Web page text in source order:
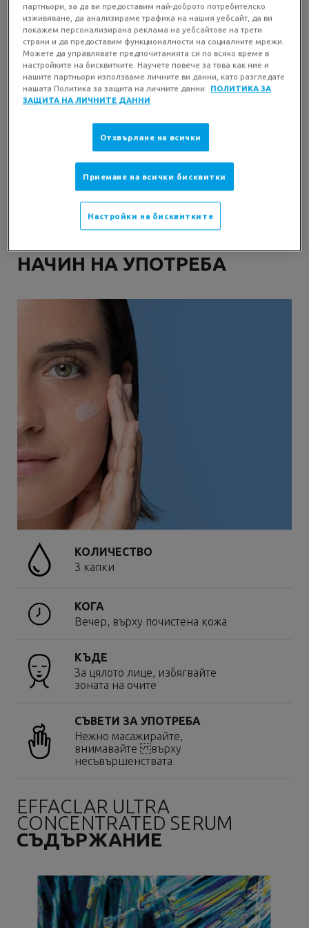
ПРОТИВ НЕСЪВЪРШЕНСТВА
Отпушва порите и намалява натрупването на себум
за по-малко несъвършенства
ПРОТИВ БЕЛЕЗИ
Белезите избледняват, а тенът става по-равномерен
НАЧИН НА УПОТРЕБА
КОЛИЧЕСТВО
3 капки
КОГА
Вечер, върху почистена кожа
КЪДЕ
За цялото лице, избягвайте
зоната на очите
СЪВЕТИ ЗА УПОТРЕБА
Нежно масажирайте,
внимавайте върху
несъвършенствата
EFFACLAR ULTRA
CONCENTRATED SERUM
СЪДЪРЖАНИЕ
партньори, за да ви предоставим най-доброто потребителско
изживяване, да анализираме трафика на нашия уебсайт, да ви
покажем персонализирана реклама на уебсайтове на трети
страни и да предоставим функционалности на социалните мрежи.
Можете да управлявате предпочитанията си по всяко време в
настройките на бисквитките. Научете повече за това как ние и
нашите партньори използваме личните ви данни, като разгледате
нашата Политика за защита на личните данни. ПОЛИТИКА ЗА
ЗАЩИТА НА ЛИЧНИТЕ ДАННИ
Отхвърляне на всички
Приемане на всички бисквитки
Настройки на бисквитките